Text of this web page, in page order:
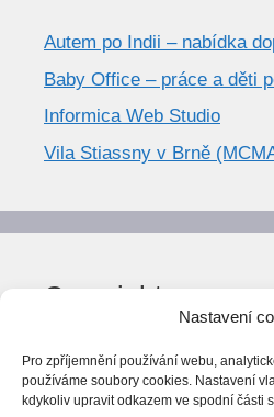
Nastavení
Pro zpříjemnění používání webu,
používáme soubory cookies. Nastavení
kdykoliv upravit odkazem ve spodní části
Autem po Indii – nabídka
Baby Office – práce a děti
Informica Web Studio
Vila Stiassny v Brně
Copyright
© World Trend 2014-2026
Všechna práva vyhrazena.
CC BY-NC 4.0